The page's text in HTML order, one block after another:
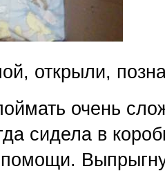
открыли,
очень
сидела в